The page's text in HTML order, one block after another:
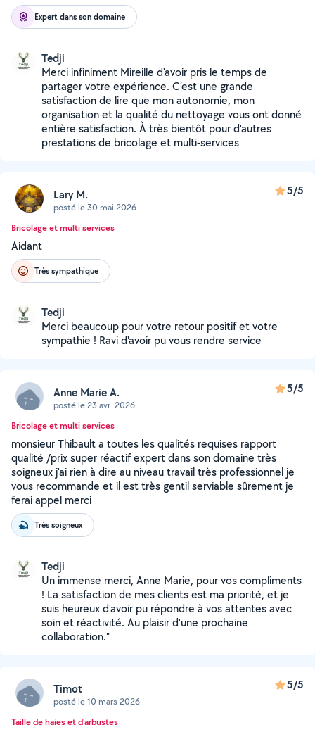
Expert dans son domaine
Tedji
Merci infiniment Mireille d'avoir pris le temps de
partager votre expérience. C’est une grande
satisfaction de lire que mon autonomie, mon
organisation et la qualité du nettoyage vous ont donné
entière satisfaction. À très bientôt pour d'autres
prestations de bricolage et multi-services
Lary M.
posté le 30 mai 2026
5/5
Bricolage et multi services
Aidant
Très sympathique
Tedji
Merci beaucoup pour votre retour positif et votre
sympathie ! Ravi d'avoir pu vous rendre service
Anne Marie A.
posté le 23 avr. 2026
5/5
Bricolage et multi services
monsieur Thibault a toutes les qualités requises rapport
qualité /prix super réactif expert dans son domaine très
soigneux j'ai rien à dire au niveau travail très professionnel je
vous recommande et il est très gentil serviable sûrement je
ferai appel merci
Très soigneux
Tedji
Un immense merci, Anne Marie, pour vos compliments
! La satisfaction de mes clients est ma priorité, et je
suis heureux d'avoir pu répondre à vos attentes avec
soin et réactivité. Au plaisir d'une prochaine
collaboration."
Timot
posté le 10 mars 2026
5/5
Taille de haies et d'arbustes